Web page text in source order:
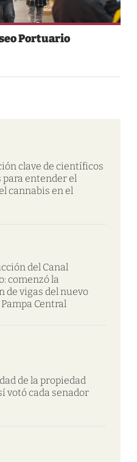
Portuario
clave de científicos
entender el
cannabis en el
del Canal
comenzó la
de vigas del nuevo
Central
de la propiedad
votó cada senador